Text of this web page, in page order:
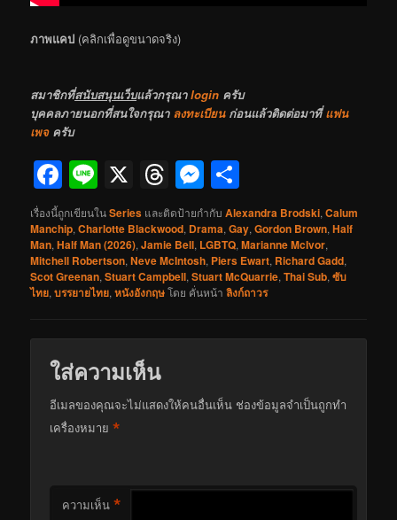
ภาพแคป (คลิกเพื่อดูขนาดจริง)
สมาชิกที่สนับสนุนเว็บแล้วกรุณาlogin ครับ
บุคคลภายนอกที่สนใจกรุณา ลงทะเบียนก่อนแล้วติดต่อมาที่แฟน
เพจครับ
Facebook
Line
X Threads
Messenger
เรื่องนี้ถูกเขียนในSeries และติดป้ายกำกับAlexandra Brodski,Calum
Manchip,Charlotte Blackwood, Drama,Gay,Gordon Brown,Half
Man,Half Man (2026),Jamie Bell, LGBTQ,Marianne McIvor,
Mitchell Robertson,Neve McIntosh, Piers Ewart, Richard Gadd,
Scot Greenan,Stuart Campbell,Stuart McQuarrie,Thai Sub,ซับ
ไทย,บรรยายไทย,หนังอังกฤษโดย คั่นหน้าลิงก์ถาวร
ใส่ความเห็น
อีเมลของคุณจะไม่แสดงให้คนอื่นเห็น ช่องข้อมูลจำเป็นถูกทำ
เครื่องหมาย*
ความเห็น *